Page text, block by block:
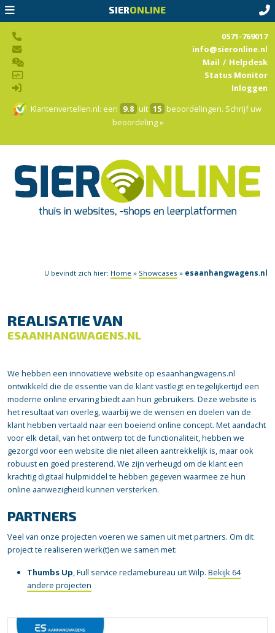
SIERONLINE
Klantenvertellen.nl: een 9.8 uit 15 beoordelingen. Schrijf uw
beoordeling »
0571-769017
info@sieronline.nl
Mail / Helpdesk
Status Monitor
Inloggen
U bevindt zich hier: Home » Showcases » esaanhangwagens.nl
REALISATIE VAN
ESAANHANGWAGENS.NL
We hebben een innovatieve website op esaanhangwagens.nl
ontwikkeld die de essentie van de klant vastlegt en tegelijkertijd een
moderne online ervaring biedt aan hun gebruikers. Deze website is
het resultaat van overleg, waarbij we de wensen en doelen van de
klant hebben vertaald naar een boeiend online concept. Met aandacht
voor elk detail, van het ontwerp tot de functionaliteit, hebben we
gezorgd voor een website die niet alleen aantrekkelijk is, maar ook
robuust en goed presterend. We zijn verheugd om de klant een
krachtig digitaal hulpmiddel te hebben gegeven waarmee ze hun
online aanwezigheid kunnen versterken.
PARTNERS
Veel van onze projecten voeren we samen uit met partners. Om dit
project te realiseren werk(t)en we samen met:
Thumbs Up, Full service reclamebureau uit Wilp. Bekijk 64
andere projecten